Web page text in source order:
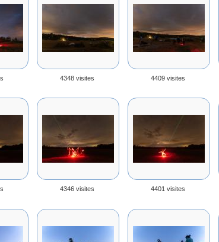
4348 visites 4409 visites
4346 visites 4401 visites